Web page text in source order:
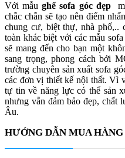
Với mẫughế sofa góc đẹp
chắc chắn sẽ tạo nên điểm
chung cư, biệt thự, nhà phố,..
toàn khác biệt với các mẫu
sẽ mang đến cho bạn một
sang trọng, phong cách bởi
trường chuyên sản xuất sofa
các đơn vị thiết kế nội thất. Vì
tự tin về năng lực có thể sản
nhưng vẫn đảm bảo đẹp, chất
Âu.
HƯỚNG DẪN MUA HÀNG